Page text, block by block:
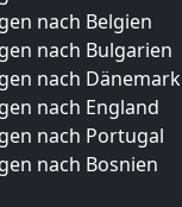
nach Belgien
nach Bulgarien
nach Dänemark
nach England
nach Portugal
nach Bosnien